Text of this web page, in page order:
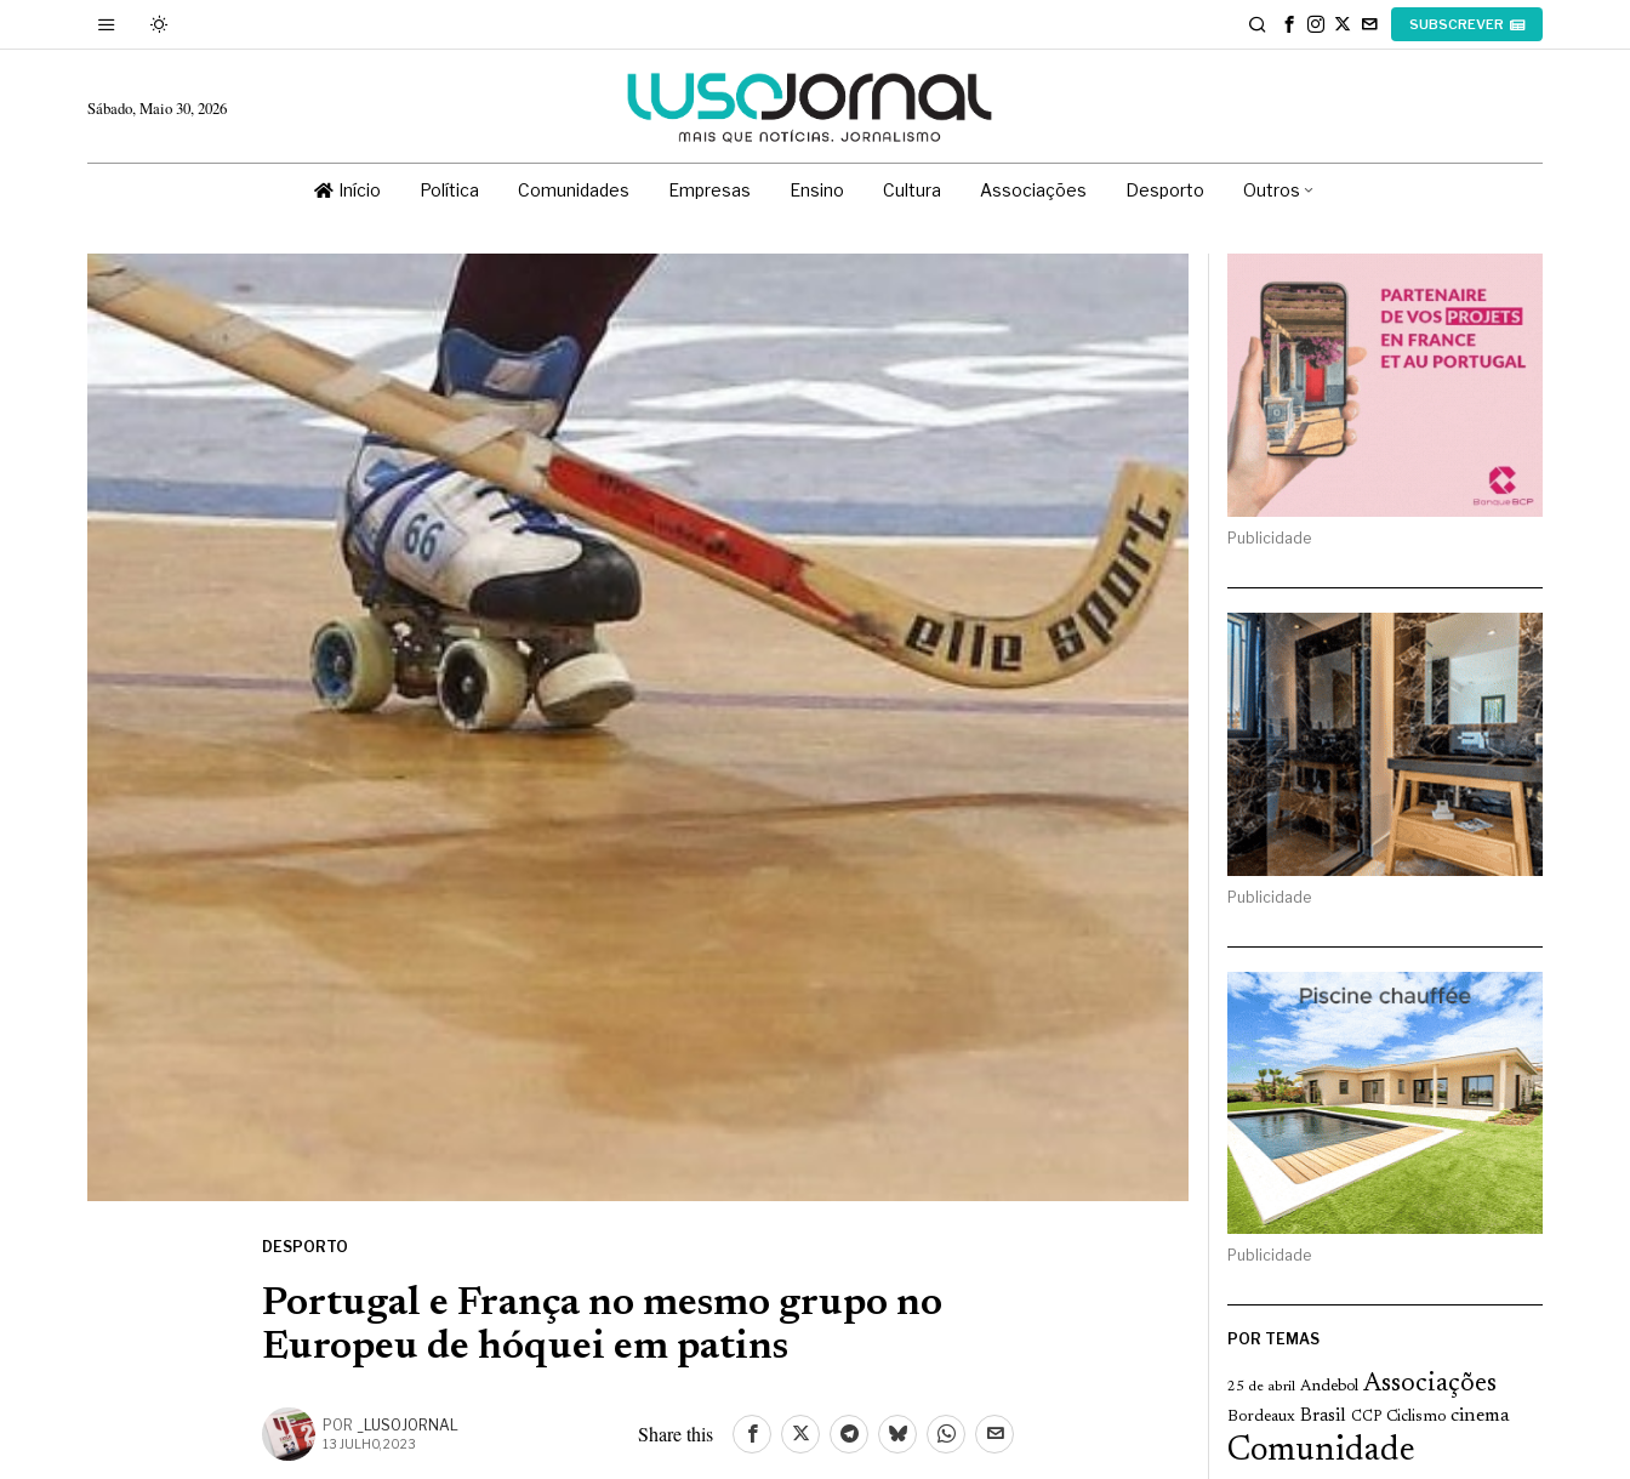
SUBSCREVER
Sábado, Maio 30, 2026
Início Política Comunidades Empresas Ensino Cultura Associações Desporto Outros
DESPORTO
Portugal e França no mesmo grupo no
Europeu de hóquei em patins
POR _LUSOJORNAL
13 JULHO, 2023 Share this
Publicidade
Publicidade
Publicidade
POR TEMAS
25 de abril Andebol Associações
Bordeaux Brasil CCP Ciclismo cinema
Comunidade